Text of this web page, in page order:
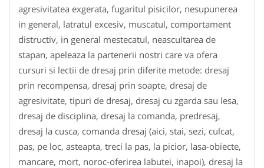
agresivitatea exgerata, fugaritul pisicilor, nesupunerea
in general, latratul excesiv, muscatul, comportament
distructiv, in general mestecatul, neascultarea de
stapan, apeleaza la partenerii nostri care va ofera
cursuri si lectii de dresaj prin diferite metode: dresaj
prin recompensa, dresaj prin soapte, dresaj de
agresivitate, tipuri de dresaj, dresaj cu zgarda sau lesa,
dresaj de disciplina, dresaj la comanda, predresaj,
dresaj la cusca, comanda dresaj (aici, stai, sezi, culcat,
pas, pe loc, asteapta, treci la pas, la picior, lasa-obiecte,
mancare, mort, noroc-oferirea labutei, inapoi), dresaj la